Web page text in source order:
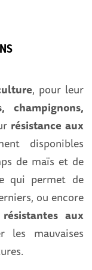
, pour leur
champignons,
résistance aux
disponibles
de maïs et de
qui permet de
ou encore
résistantes aux
les mauvaises